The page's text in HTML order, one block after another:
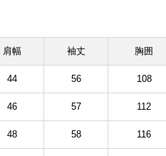
肩幅 袖丈 胸囲
44 56 108
46 57 112
48 58 116